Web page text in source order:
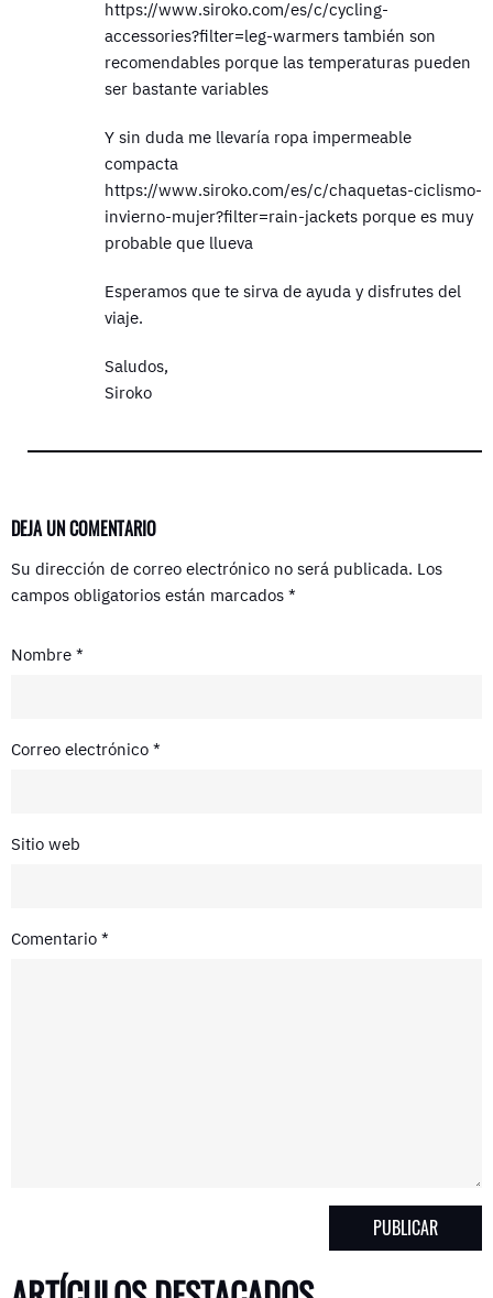
https://www.siroko.com/es/c/cycling-
accessories?filter=leg-warmers también son
recomendables porque las temperaturas pueden
ser bastante variables
Y sin duda me llevaría ropa impermeable
compacta
https://www.siroko.com/es/c/chaquetas-ciclismo-
invierno-mujer?filter=rain-jackets porque es muy
probable que llueva
Esperamos que te sirva de ayuda y disfrutes del
viaje.
Saludos,
Siroko
DEJA UN COMENTARIO
Su dirección de correo electrónico no será publicada. Los
campos obligatorios están marcados *
Nombre *
Correo electrónico *
Sitio web
Comentario *